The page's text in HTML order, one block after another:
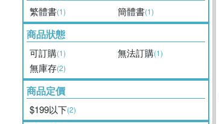
繁體書(1) 簡體書(1)
商品狀態
可訂購(1) 無法訂購(1)
無庫存(2)
商品定價
$199以下(2)